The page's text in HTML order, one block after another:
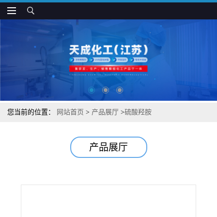
您当前的位置： 网站首页 > 产品展厅 >硫酸羟胺
产品展厅